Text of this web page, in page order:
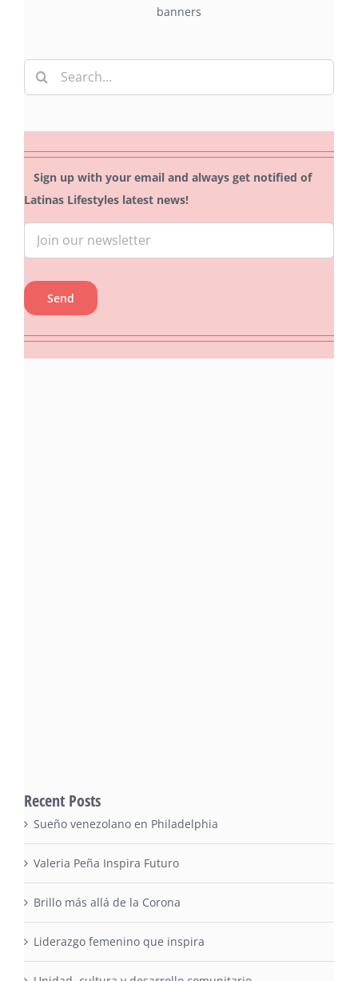
Search
for:
Sign up with your email and always get notified of
Latinas Lifestyles latest news!
Recent Posts
Sueño venezolano en Philadelphia
Valeria Peña Inspira Futuro
Brillo más allá de la Corona
Liderazgo femenino que inspira